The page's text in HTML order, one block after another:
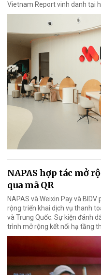
Vietnam Report vinh danh tại
NAPAS hợp tác mở
qua mã QR
NAPAS và Weixin Pay và
rộng triển khai dịch vụ thanh
và Trung Quốc. Sự kiện đánh
trình mở rộng kết nối hạ tầng